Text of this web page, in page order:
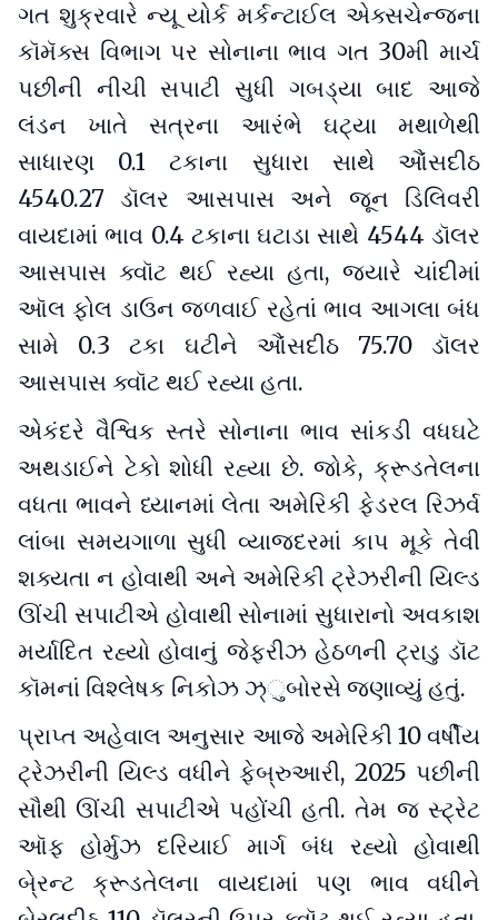
ગત શુક્રવારે ન્યૂ યોર્ક મર્કન્ટાઈલ એક્સચેન્જના
કૉમૅક્સ વિભાગ પર સોનાના ભાવ ગત 30મી માર્ચ
પછીની નીચી સપાટી સુધી ગબડ્યા બાદ આજે
લંડન ખાતે સત્રના આરંભે ઘટ્યા મથાળેથી
સાધારણ 0.1 ટકાના સુધારા સાથે આૈંસદીઠ
4540.27 ડૉલર આસપાસ અને જૂન ડિલિવરી
વાયદામાં ભાવ 0.4 ટકાના ઘટાડા સાથે 4544 ડૉલર
આસપાસ ક્વૉટ થઈ રહ્યા હતા, જ્યારે ચાંદીમાં
ઑલ ફોલ ડાઉન જળવાઈ રહેતાં ભાવ આગલા બંધ
સામે 0.3 ટકા ઘટીને આૈંસદીઠ 75.70 ડૉલર
આસપાસ ક્વૉટ થઈ રહ્યા હતા.
એકંદરે વૈશ્વિક સ્તરે સોનાના ભાવ સાંકડી વધઘટે
અથડાઈને ટેકો શોધી રહ્યા છે. જોકે, ક્રૂડતેલના
વધતા ભાવને ધ્યાનમાં લેતા અમેરિકી ફેડરલ રિઝર્વ
લાંબા સમયગાળા સુધી વ્યાજદરમાં કાપ મૂકે તેવી
શક્યતા ન હોવાથી અને અમેરિકી ટ્રેઝરીની યિલ્ડ
ઊંચી સપાટીએ હોવાથી સોનામાં સુધારાનો અવકાશ
મર્યાદિત રહ્યો હોવાનું જેફરીઝ હેઠળની ટ્રાડુ ડૉટ
કૉમનાં વિશ્લેષક નિકોઝ ઝ્ુબોરસે જણાવ્યું હતું.
પ્રાપ્ત અહેવાલ અનુસાર આજે અમેરિકી 10 વર્ષીય
ટ્રેઝરીની યિલ્ડ વધીને ફેબ્રુઆરી, 2025 પછીની
સૌથી ઊંચી સપાટીએ પહોંચી હતી. તેમ જ સ્ટ્રેટ
ઑફ હોર્મુઝ દરિયાઈ માર્ગ બંધ રહ્યો હોવાથી
બે્રન્ટ ક્રૂડતેલના વાયદામાં પણ ભાવ વધીને